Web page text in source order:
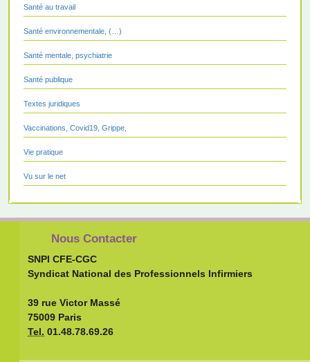
Santé au travail
Santé environnementale, (…)
Santé mentale, psychiatrie
Santé publique
Textes juridiques
Vaccinations, Covid19, Grippe,
Vie pratique
Vu sur le net
Nous Contacter
SNPI CFE-CGC
Syndicat National des Professionnels Infirmiers
39 rue Victor Massé
75009 Paris
Tel. 01.48.78.69.26